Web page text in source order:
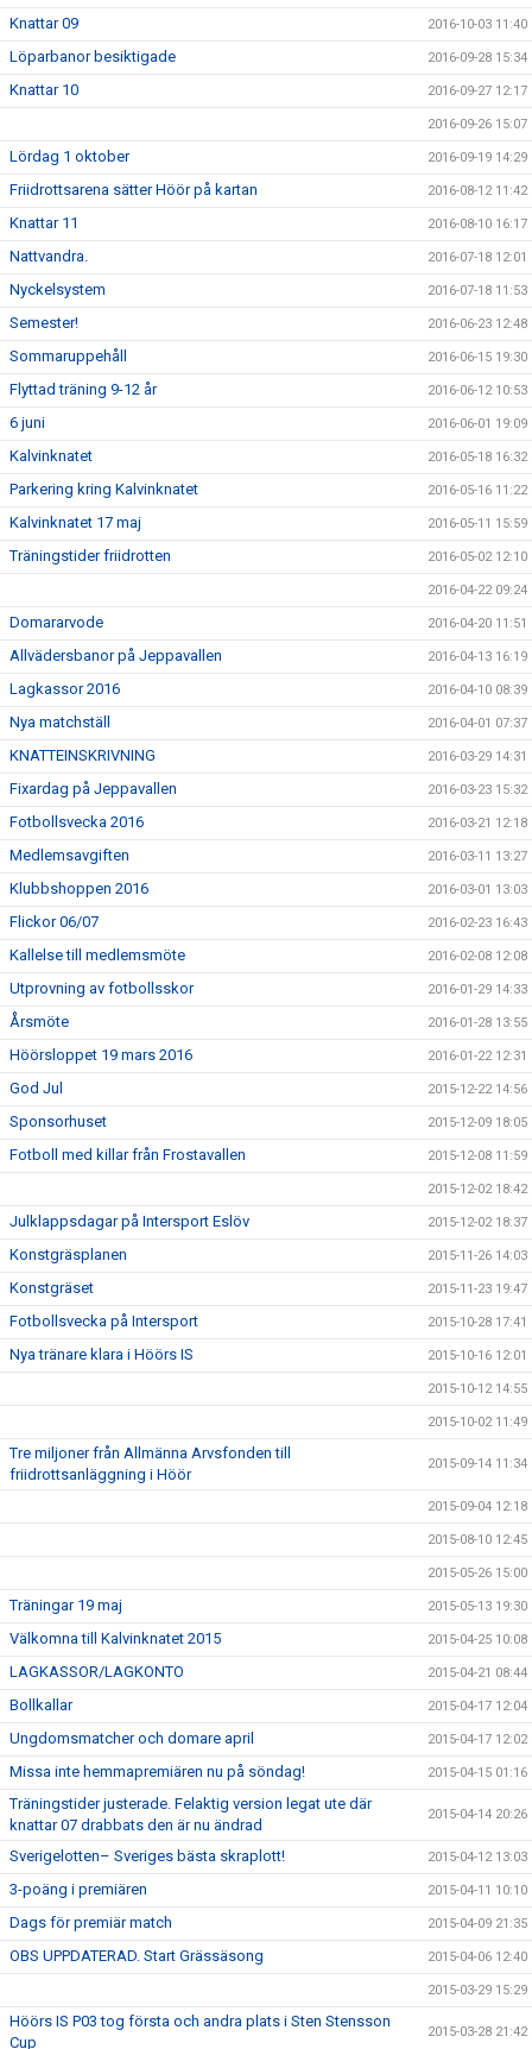
Knattar 09 2016-10-03 11:40
Löparbanor besiktigade 2016-09-28 15:34
Knattar 10 2016-09-27 12:17
2016-09-26 15:07
Lördag 1 oktober 2016-09-19 14:29
Friidrottsarena sätter Höör på kartan 2016-08-12 11:42
Knattar 11 2016-08-10 16:17
Nattvandra. 2016-07-18 12:01
Nyckelsystem 2016-07-18 11:53
Semester! 2016-06-23 12:48
Sommaruppehåll 2016-06-15 19:30
Flyttad träning 9-12 år 2016-06-12 10:53
6 juni 2016-06-01 19:09
Kalvinknatet 2016-05-18 16:32
Parkering kring Kalvinknatet 2016-05-16 11:22
Kalvinknatet 17 maj 2016-05-11 15:59
Träningstider friidrotten 2016-05-02 12:10
2016-04-22 09:24
Domararvode 2016-04-20 11:51
Allvädersbanor på Jeppavallen 2016-04-13 16:19
Lagkassor 2016 2016-04-10 08:39
Nya matchställ 2016-04-01 07:37
KNATTEINSKRIVNING 2016-03-29 14:31
Fixardag på Jeppavallen 2016-03-23 15:32
Fotbollsvecka 2016 2016-03-21 12:18
Medlemsavgiften 2016-03-11 13:27
Klubbshoppen 2016 2016-03-01 13:03
Flickor 06/07 2016-02-23 16:43
Kallelse till medlemsmöte 2016-02-08 12:08
Utprovning av fotbollsskor 2016-01-29 14:33
Årsmöte 2016-01-28 13:55
Höörsloppet 19 mars 2016 2016-01-22 12:31
God Jul 2015-12-22 14:56
Sponsorhuset 2015-12-09 18:05
Fotboll med killar från Frostavallen 2015-12-08 11:59
2015-12-02 18:42
Julklappsdagar på Intersport Eslöv 2015-12-02 18:37
Konstgräsplanen 2015-11-26 14:03
Konstgräset 2015-11-23 19:47
Fotbollsvecka på Intersport 2015-10-28 17:41
Nya tränare klara i Höörs IS 2015-10-16 12:01
2015-10-12 14:55
2015-10-02 11:49
Tre miljoner från Allmänna Arvsfonden till
friidrottsanläggning i Höör
2015-09-14 11:34
2015-09-04 12:18
2015-08-10 12:45
2015-05-26 15:00
Träningar 19 maj 2015-05-13 19:30
Välkomna till Kalvinknatet 2015 2015-04-25 10:08
LAGKASSOR/LAGKONTO 2015-04-21 08:44
Bollkallar 2015-04-17 12:04
Ungdomsmatcher och domare april 2015-04-17 12:02
Missa inte hemmapremiären nu på söndag! 2015-04-15 01:16
Träningstider justerade. Felaktig version legat ute där
knattar 07 drabbats den är nu ändrad
2015-04-14 20:26
Sverigelotten– Sveriges bästa skraplott! 2015-04-12 13:03
3-poäng i premiären 2015-04-11 10:10
Dags för premiär match 2015-04-09 21:35
OBS UPPDATERAD. Start Grässäsong 2015-04-06 12:40
2015-03-29 15:29
Höörs IS P03 tog första och andra plats i Sten Stensson
Cup
2015-03-28 21:42